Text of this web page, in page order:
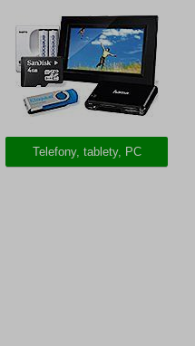
Telefony, tablety, PC